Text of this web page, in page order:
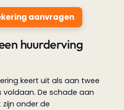
aanvragen
huurderving
keert uit als aan twee
De schade aan
onder de